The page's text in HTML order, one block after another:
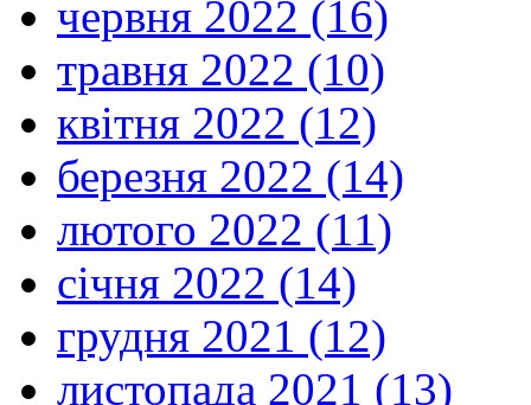
червня 2022 (16)
травня 2022 (10)
квітня 2022 (12)
березня 2022 (14)
лютого 2022 (11)
січня 2022 (14)
грудня 2021 (12)
листопада 2021 (13)